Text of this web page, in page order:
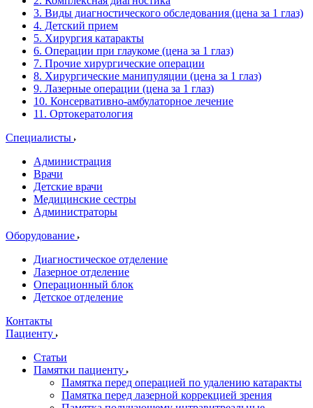
3. Виды диагностического обследования (цена за 1 глаз)
4. Детский прием
5. Хирургия катаракты
6. Операции при глаукоме (цена за 1 глаз)
7. Прочие хирургические операции
8. Хирургические манипуляции (цена за 1 глаз)
9. Лазерные операции (цена за 1 глаз)
10. Консервативно-амбулаторное лечение
11. Ортокератология
Специалисты
Администрация
Врачи
Детские врачи
Медицинские сестры
Администраторы
Оборудование
Диагностическое отделение
Лазерное отделение
Операционный блок
Детское отделение
Контакты
Пациенту
Статьи
Памятки пациенту
Памятка перед операцией по удалению катаракты
Памятка перед лазерной коррекцией зрения